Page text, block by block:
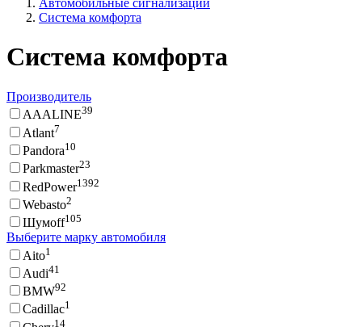
Автомобильные сигнализации
Система комфорта
Система комфорта
Производитель
AAALINE39
Atlant7
Pandora10
Parkmaster23
RedPower1392
Webasto2
Шумoff105
Выберите марку автомобиля
Aito1
Audi41
BMW92
Cadillac1
14